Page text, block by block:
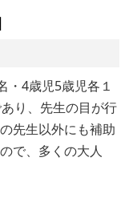
・4歳児5歳児各１
り、先生の目が行
先生以外にも補助
で、多くの大人